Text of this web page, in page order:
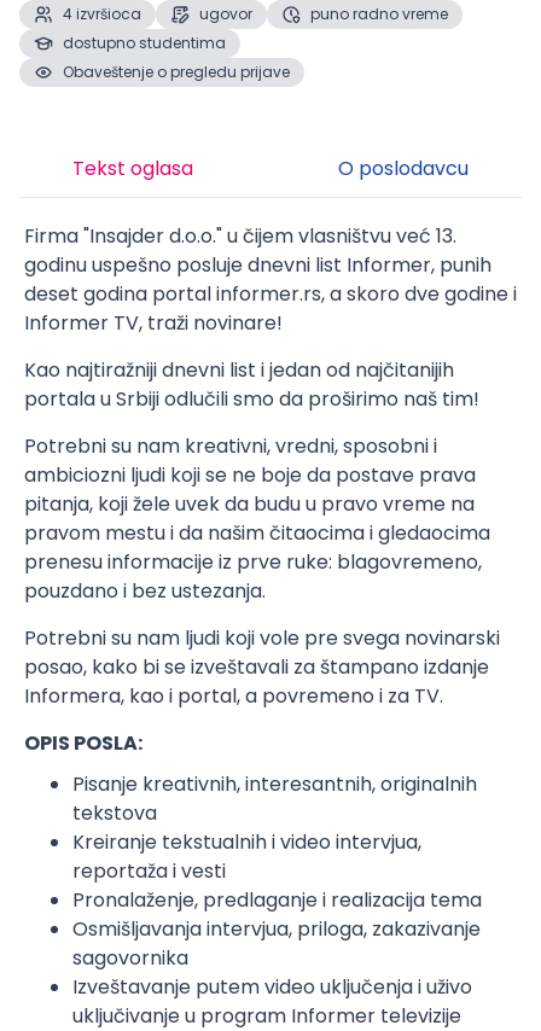
4 izvršioca ugovor
puno radno vreme
dostupno studentima
Obaveštenje o pregledu prijave
Tekst oglasa O poslodavcu
Firma "Insajder d.o.o." u čijem vlasništvu već 13.
godinu uspešno posluje dnevni list Informer, punih
deset godina portal informer.rs, a skoro dve godine i
Informer TV, traži novinare!
Kao najtiražniji dnevni list i jedan od najčitanijih
portala u Srbiji odlučili smo da proširimo naš tim!
Potrebni su nam kreativni, vredni, sposobni i
ambiciozni ljudi koji se ne boje da postave prava
pitanja, koji žele uvek da budu u pravo vreme na
pravom mestu i da našim čitaocima i gledaocima
prenesu informacije iz prve ruke: blagovremeno,
pouzdano i bez ustezanja.
Potrebni su nam ljudi koji vole pre svega novinarski
posao, kako bi se izveštavali za štampano izdanje
Informera, kao i portal, a povremeno i za TV.
OPIS POSLA:
Pisanje kreativnih, interesantnih, originalnih
tekstova
Kreiranje tekstualnih i video intervjua,
reportaža i vesti
Pronalaženje, predlaganje i realizacija tema
Osmišljavanja intervjua, priloga, zakazivanje
sagovornika
Izveštavanje putem video uključenja i uživo
uključivanje u program Informer televizije